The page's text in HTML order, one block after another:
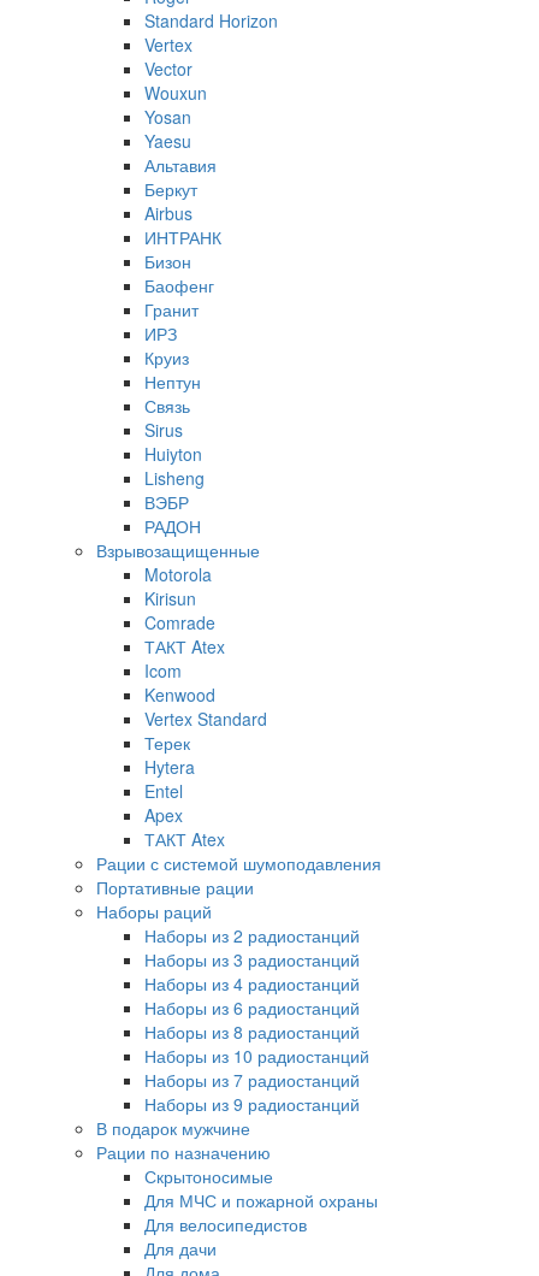
Standard Horizon
Vertex
Vector
Wouxun
Yosan
Yaesu
Альтавия
Беркут
Airbus
ИНТРАНК
Бизон
Баофенг
Гранит
ИРЗ
Круиз
Нептун
Связь
Sirus
Huiyton
Lisheng
ВЭБР
РАДОН
Взрывозащищенные
Motorola
Kirisun
Comrade
ТАКТ Atex
Icom
Kenwood
Vertex Standard
Терек
Hytera
Entel
Apex
ТАКТ Atex
Рации с системой шумоподавления
Портативные рации
Наборы раций
Наборы из 2 радиостанций
Наборы из 3 радиостанций
Наборы из 4 радиостанций
Наборы из 6 радиостанций
Наборы из 8 радиостанций
Наборы из 10 радиостанций
Наборы из 7 радиостанций
Наборы из 9 радиостанций
В подарок мужчине
Рации по назначению
Скрытоносимые
Для МЧС и пожарной охраны
Для велосипедистов
Для дачи